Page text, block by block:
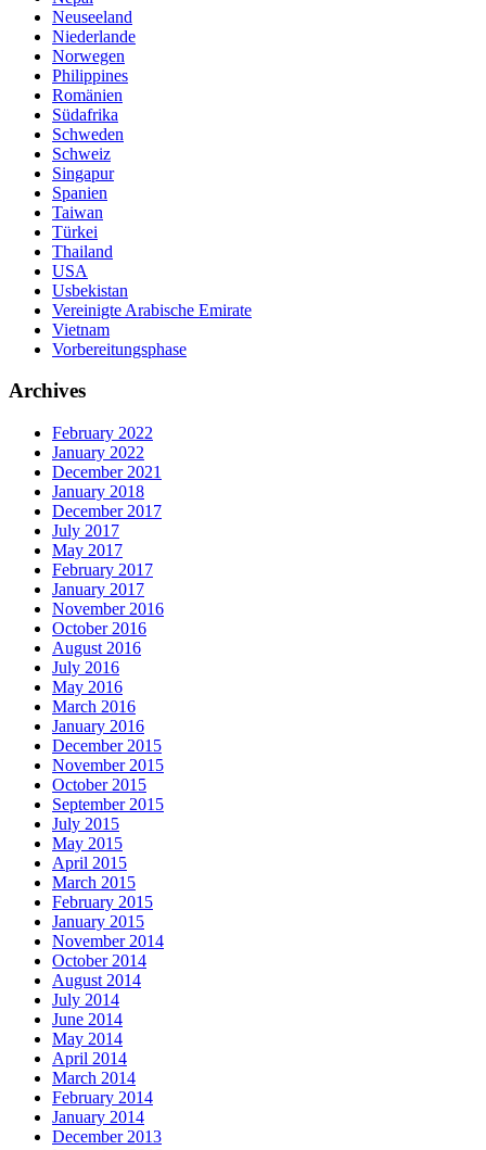
Neuseeland
Niederlande
Norwegen
Philippines
Romänien
Südafrika
Schweden
Schweiz
Singapur
Spanien
Taiwan
Türkei
Thailand
USA
Usbekistan
Vereinigte Arabische Emirate
Vietnam
Vorbereitungsphase
Archives
February 2022
January 2022
December 2021
January 2018
December 2017
July 2017
May 2017
February 2017
January 2017
November 2016
October 2016
August 2016
July 2016
May 2016
March 2016
January 2016
December 2015
November 2015
October 2015
September 2015
July 2015
May 2015
April 2015
March 2015
February 2015
January 2015
November 2014
October 2014
August 2014
July 2014
June 2014
May 2014
April 2014
March 2014
February 2014
January 2014
December 2013